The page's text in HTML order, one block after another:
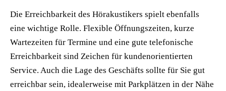
Die Erreichbarkeit des Hörakustikers spielt ebenfalls
eine wichtige Rolle. Flexible Öffnungszeiten, kurze
Wartezeiten für Termine und eine gute telefonische
Erreichbarkeit sind Zeichen für kundenorientierten
Service. Auch die Lage des Geschäfts sollte für Sie gut
erreichbar sein, idealerweise mit Parkplätzen in der Nähe